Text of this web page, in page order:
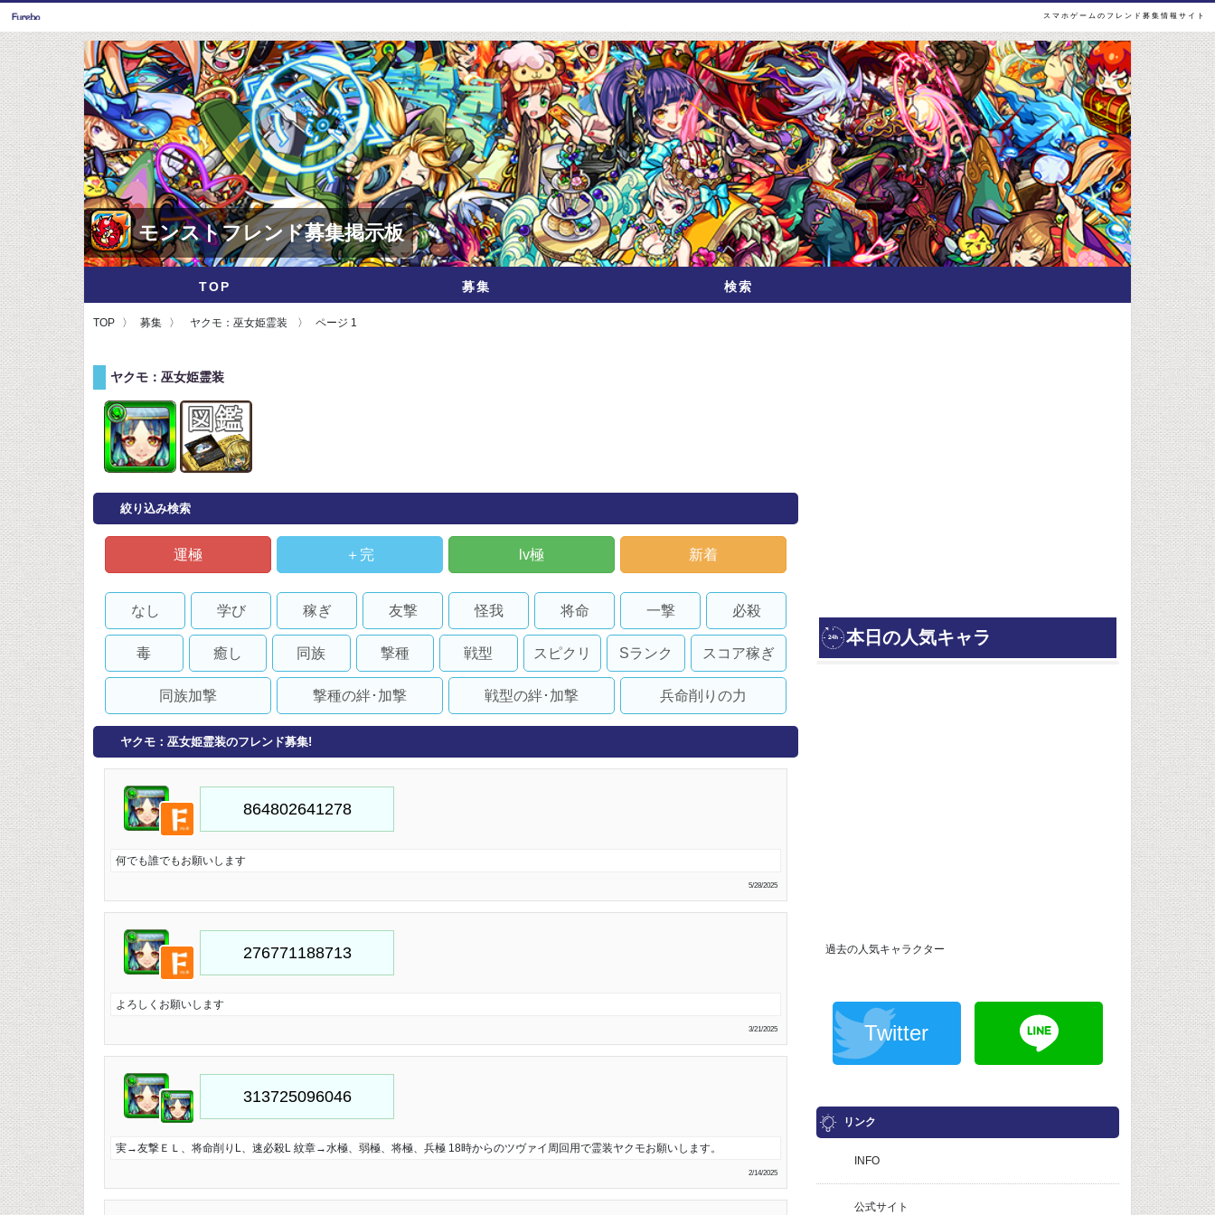
スマホゲームのフレンド募集情報サイト
モンストフレンド募集掲示板
TOP 募集 検索
TOP 募集 ヤクモ：巫女姫霊装 ページ 1
ヤクモ：巫女姫霊装
絞り込み検索
運極 ＋完 lv極 新着
なし 学び 稼ぎ 友撃 怪我 将命 一撃 必殺
毒 癒し 同族 撃種 戦型 スピクリ Sランク スコア稼ぎ
同族加撃 撃種の絆･加撃 戦型の絆･加撃 兵命削りの力
ヤクモ：巫女姫霊装のフレンド募集!
何でも誰でもお願いします
5/28/2025
よろしくお願いします
3/21/2025
実→友撃ＥＬ、将命削りL、速必殺L 紋章→水極、弱極、将極、兵極 18時からのツヴァイ周回用で霊装ヤクモお願いします。
2/14/2025
過去の人気キャラクター
Twitter
リンク
INFO
公式サイト